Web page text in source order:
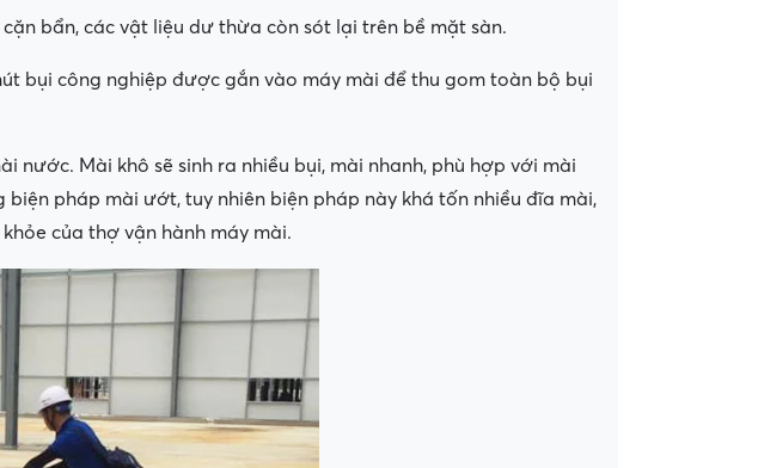
bẩn, các vật liệu dư thừa còn sót lại trên bề mặt sàn.
bụi công nghiệp được gắn vào máy mài để thu gom toàn bộ bụi
nước. Mài khô sẽ sinh ra nhiều bụi, mài nhanh, phù hợp với mài
pháp mài ướt, tuy nhiên biện pháp này khá tốn nhiều đĩa mài,
của thợ vận hành máy mài.